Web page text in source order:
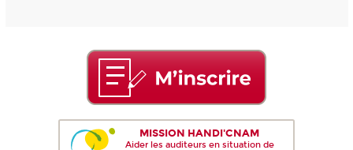
MISSION HANDI'CNAM
Aider les auditeurs en situation de